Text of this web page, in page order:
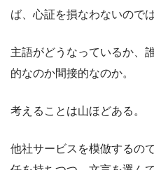
ば、心証を損なわないので
主語がどうなっているか、
的なのか間接的なのか。
考えることは山ほどある。
他社サービスを模倣するの